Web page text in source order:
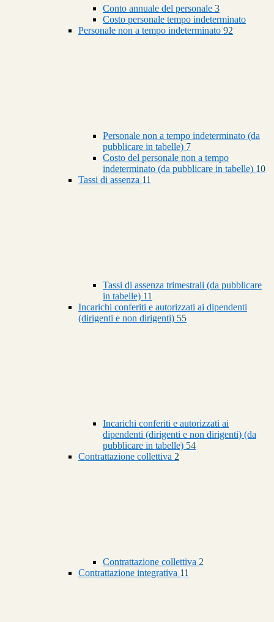
Conto annuale del personale 3
Costo personale tempo indeterminato
Personale non a tempo indeterminato 92
Personale non a tempo indeterminato (da
pubblicare in tabelle) 7
Costo del personale non a tempo
indeterminato (da pubblicare in tabelle) 10
Tassi di assenza 11
Tassi di assenza trimestrali (da pubblicare
in tabelle) 11
Incarichi conferiti e autorizzati ai dipendenti
(dirigenti e non dirigenti) 55
Incarichi conferiti e autorizzati ai
dipendenti (dirigenti e non dirigenti) (da
pubblicare in tabelle) 54
Contrattazione collettiva 2
Contrattazione collettiva 2
Contrattazione integrativa 11